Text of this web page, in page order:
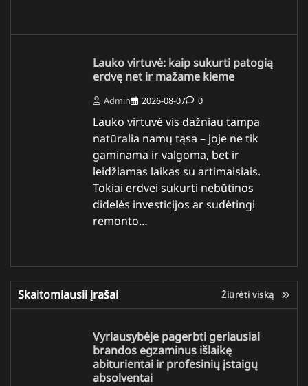
Lauko virtuvė: kaip sukurti patogią
erdvę net ir mažame kieme
Admin 2026-08-07 0
Lauko virtuvė vis dažniau tampa
natūralia namų tąsa – joje ne tik
gaminama ir valgoma, bet ir
leidžiamas laikas su artimaisiais.
Tokiai erdvei sukurti nebūtinos
didelės investicijos ar sudėtingi
remonto…
Skaitomiausii įrašai Žiūrėti viską
Vyriausybėje pagerbti geriausiai
brandos egzaminus išlaikę
abiturientai ir profesinių įstaigų
absolventai